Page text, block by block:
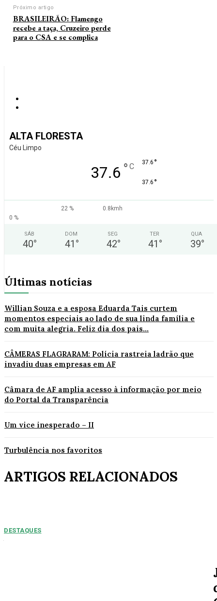
Próximo artigo
BRASILEIRÃO: Flamengo
recebe a taça, Cruzeiro perde
para o CSA e se complica
ALTA FLORESTA
Céu Limpo
37.6 ° C 37.6 °
37.6 °
22 %
0.8kmh
0 %
SÁB
40°
DOM
41 °
SEG
42°
TER
41 °
QUA
39°
Últimas notícias
Willian Souza e a esposa Eduarda Tais curtem
momentos especiais ao lado de sua linda família e
com muita alegria. Feliz dia dos pais...
CÂMERAS FLAGRARAM: Polícia rastreia ladrão que
invadiu duas empresas em AF
Câmara de AF amplia acesso à informação por meio
do Portal da Transparência
Um vice inesperado – II
Turbulência nos favoritos
ARTIGOS RELACIONADOS
DESTAQUES